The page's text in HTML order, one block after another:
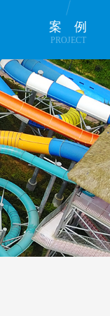
案例
PROJECT